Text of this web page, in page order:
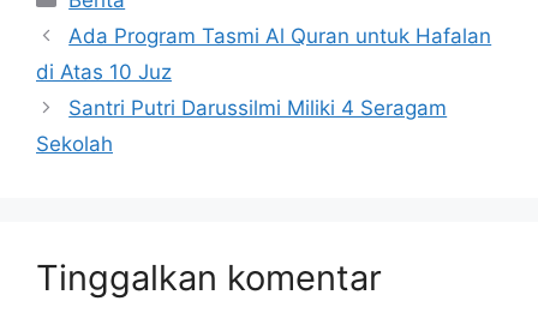
Ada Program Tasmi Al Quran untuk Hafalan
di Atas 10 Juz
Santri Putri Darussilmi Miliki 4 Seragam
Sekolah
Tinggalkan komentar